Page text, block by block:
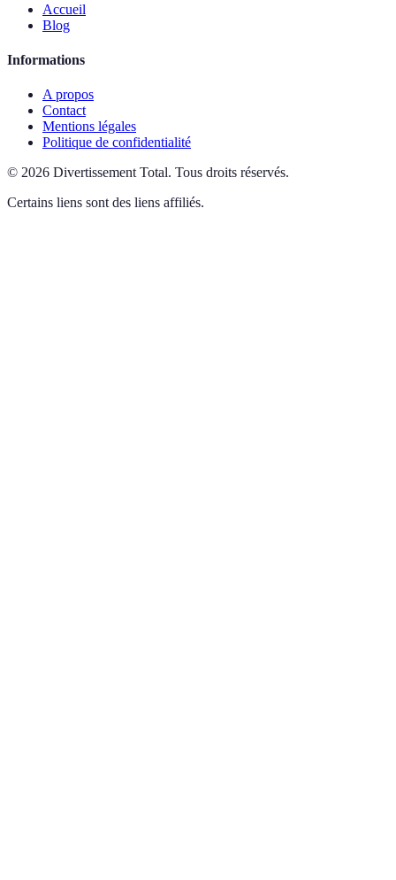
Accueil
Blog
Informations
A propos
Contact
Mentions légales
Politique de confidentialité
© 2026 Divertissement Total. Tous droits réservés.
Certains liens sont des liens affiliés.